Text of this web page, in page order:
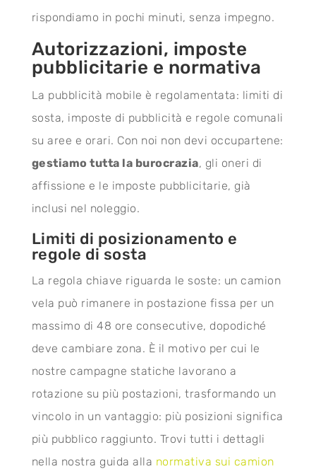
rispondiamo in pochi minuti, senza impegno.
Autorizzazioni, imposte
pubblicitarie e normativa
La pubblicità mobile è regolamentata: limiti di
sosta, imposte di pubblicità e regole comunali
su aree e orari. Con noi non devi occupartene:
gestiamo tutta la burocrazia, gli oneri di
affissione e le imposte pubblicitarie, già
inclusi nel noleggio.
Limiti di posizionamento e
regole di sosta
La regola chiave riguarda le soste: un camion
vela può rimanere in postazione fissa per un
massimo di 48 ore consecutive, dopodiché
deve cambiare zona. È il motivo per cui le
nostre campagne statiche lavorano a
rotazione su più postazioni, trasformando un
vincolo in un vantaggio: più posizioni significa
più pubblico raggiunto. Trovi tutti i dettagli
nella nostra guida alla normativa sui camion